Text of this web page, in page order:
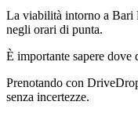
La viabilità intorno a Bari
negli orari di punta.
È importante sapere
Prenotando con
senza incertezze.